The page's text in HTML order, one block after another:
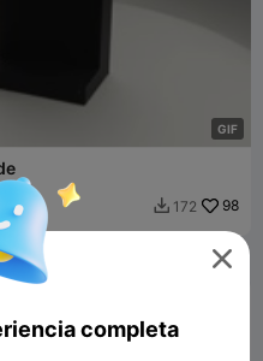
GIF
 172 98

completa